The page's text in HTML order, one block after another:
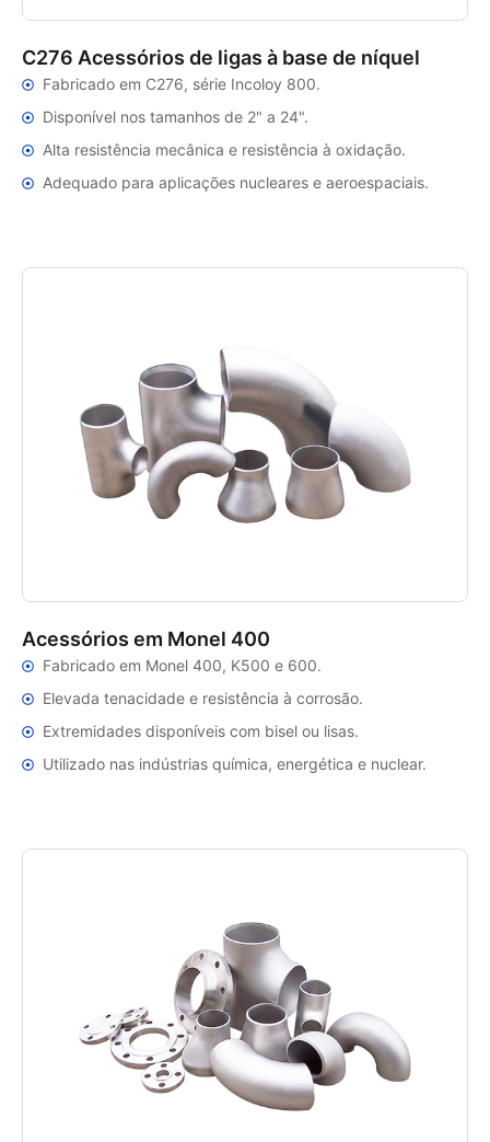
C276 Acessórios de ligas à base de níquel
Fabricado em C276, série Incoloy 800.
Disponível nos tamanhos de 2" a 24".
Alta resistência mecânica e resistência à oxidação.
Adequado para aplicações nucleares e aeroespaciais.
Acessórios em Monel 400
Fabricado em Monel 400, K500 e 600.
Elevada tenacidade e resistência à corrosão.
Extremidades disponíveis com bisel ou lisas.
Utilizado nas indústrias química, energética e nuclear.